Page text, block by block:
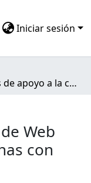
Iniciar sesión
Sistemas de apoyo a la comunicación a través de Web para familias de personas con autismo
Web
con